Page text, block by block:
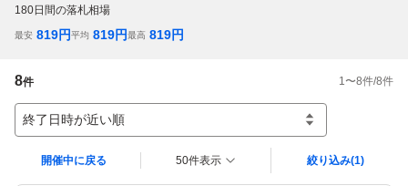
180日間の落札相場
最安 819円平均 819円最高 819円
8件 1 〜8件/8件
終了日時が近い順
開催中に戻る 50件表示 絞り込み(1)